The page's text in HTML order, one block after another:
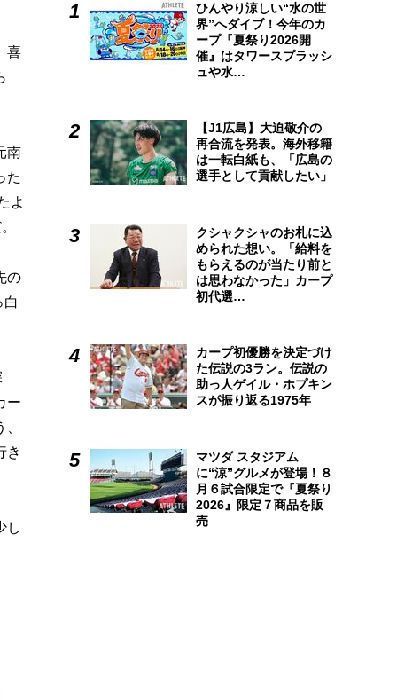
喜
南
た
よ
の
白
ー
き
し
ひんやり涼しい“水の世
界”へダイブ！今年のカ
ープ『夏祭り2026開
催』はタワースプラッシ
ュや水…
【J1広島】大迫敬介の
再合流を発表。海外移籍
は一転白紙も、「広島の
選手として貢献したい」
クシャクシャのお札に込
められた想い。「給料を
もらえるのが当たり前と
は思わなかった」カープ
初代選…
カープ初優勝を決定づけ
た伝説の3ラン。伝説の
助っ人ゲイル・ホプキン
スが振り返る1975年
マツダ スタジアム
に“涼”グルメが登場！８
月６試合限定で『夏祭り
2026』限定７商品を販
売